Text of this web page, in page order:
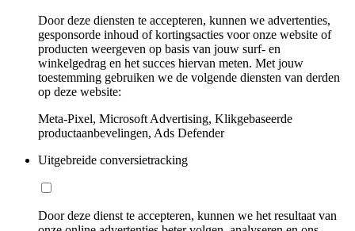
Door deze diensten te accepteren, kunnen we advertenties,
gesponsorde inhoud of kortingsacties voor onze website of
producten weergeven op basis van jouw surf- en
winkelgedrag en het succes hiervan meten. Met jouw
toestemming gebruiken we de volgende diensten van derden
op deze website:
Meta-Pixel, Microsoft Advertising, Klikgebaseerde
productaanbevelingen, Ads Defender
Uitgebreide conversietracking
Door deze dienst te accepteren, kunnen we het resultaat van